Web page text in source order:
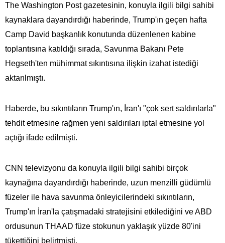
The Washington Post gazetesinin, konuyla ilgili bilgi sahibi
kaynaklara dayandırdığı haberinde, Trump'ın geçen hafta
Camp David başkanlık konutunda düzenlenen kabine
toplantısına katıldığı sırada, Savunma Bakanı Pete
Hegseth'ten mühimmat sıkıntısına ilişkin izahat istediği
aktarılmıştı.
Haberde, bu sıkıntıların Trump'ın, İran'ı "çok sert saldırılarla"
tehdit etmesine rağmen yeni saldırıları iptal etmesine yol
açtığı ifade edilmişti.
CNN televizyonu da konuyla ilgili bilgi sahibi birçok
kaynağına dayandırdığı haberinde, uzun menzilli güdümlü
füzeler ile hava savunma önleyicilerindeki sıkıntıların,
Trump'ın İran'la çatışmadaki stratejisini etkilediğini ve ABD
ordusunun THAAD füze stokunun yaklaşık yüzde 80'ini
tükettiğini belirtmişti.